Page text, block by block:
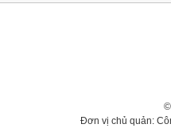
Đơn vị chủ quản: